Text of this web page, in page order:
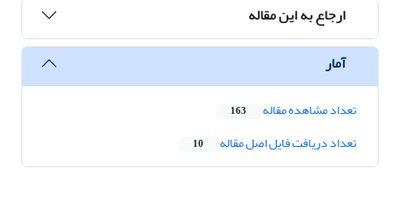
ارجاع به این مقاله
آمار
تعداد مشاهده مقاله 163
تعداد دریافت فایل اصل مقاله 10